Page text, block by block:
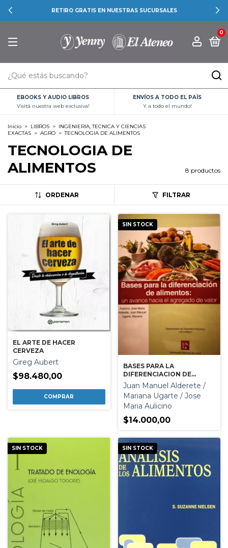
RETIRO GRATIS EN NUESTRAS SUCURSALES
0
EBOOKS Y AUDIO LIBROS
Visitá nuestra web exclusiva!
ENVÍOS A TODO EL PAÍS
Y a todo el mundo!
Inicio > LIBROS > INGENIERIA, TECNICA Y CIENCIAS
EXACTAS > AGRO > TECNOLOGIA DE ALIMENTOS
TECNOLOGIA DE
ALIMENTOS
8 productos
ORDENAR FILTRAR
EL ARTE DE HACER
CERVEZA
Gireg Aubert
$98.480,00
SIN STOCK
BASES PARA LA
DIFERENCIACION DE
ALIMENTOS
Juan Manuel Alderete /
Mariana Ugarte / Jose
Maria Aulicino
$14.000,00
SIN STOCK SIN STOCK